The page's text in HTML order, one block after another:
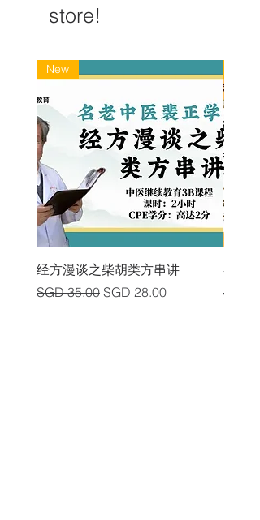
store!
New
经方漫谈之柴胡类方串讲
Regular Price
SGD 35.00 Sale Price
SGD 28.00
各类
SGD